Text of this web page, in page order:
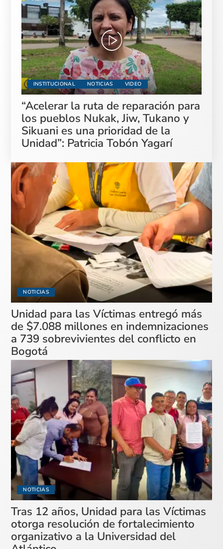
INSTITUCIONAL NOTICIAS VIDEO
“Acelerar la ruta de reparación para
los pueblos Nukak, Jiw, Tukano y
Sikuani es una prioridad de la
Unidad”: Patricia Tobón Yagarí
NOTICIAS
Unidad para las Víctimas entregó más
de $7.088 millones en indemnizaciones
a 739 sobrevivientes del conflicto en
Bogotá
NOTICIAS
Tras 12 años, Unidad para las Víctimas
otorga resolución de fortalecimiento
organizativo a la Universidad del